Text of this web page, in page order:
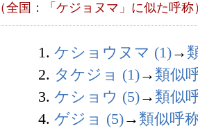
（全国：「ケジョヌマ」に似た呼称
1. ケショウヌマ (1)→
2. タケジョ (1)→ 類似
3. ケショウ (5)→ 類似
4. ゲジョ (5)→ 類似呼